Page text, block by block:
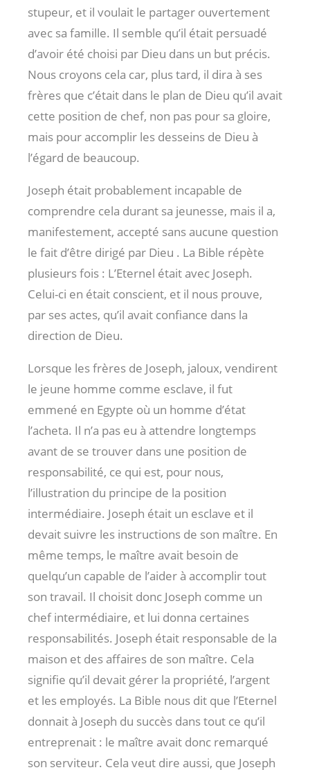
stupeur, et il voulait le partager ouvertement
avec sa famille. Il semble qu’il était persuadé
d’avoir été choisi par Dieu dans un but précis.
Nous croyons cela car, plus tard, il dira à ses
frères que c’était dans le plan de Dieu qu’il avait
cette position de chef, non pas pour sa gloire,
mais pour accomplir les desseins de Dieu à
l’égard de beaucoup.
Joseph était probablement incapable de
comprendre cela durant sa jeunesse, mais il a,
manifestement, accepté sans aucune question
le fait d’être dirigé par Dieu . La Bible répète
plusieurs fois : L’Eternel était avec Joseph.
Celui-ci en était conscient, et il nous prouve,
par ses actes, qu’il avait confiance dans la
direction de Dieu.
Lorsque les frères de Joseph, jaloux, vendirent
le jeune homme comme esclave, il fut
emmené en Egypte où un homme d’état
l’acheta. Il n’a pas eu à attendre longtemps
avant de se trouver dans une position de
responsabilité, ce qui est, pour nous,
l’illustration du principe de la position
intermédiaire. Joseph était un esclave et il
devait suivre les instructions de son maître. En
même temps, le maître avait besoin de
quelqu’un capable de l’aider à accomplir tout
son travail. Il choisit donc Joseph comme un
chef intermédiaire, et lui donna certaines
responsabilités. Joseph était responsable de la
maison et des affaires de son maître. Cela
signifie qu’il devait gérer la propriété, l’argent
et les employés. La Bible nous dit que l’Eternel
donnait à Joseph du succès dans tout ce qu’il
entreprenait : le maître avait donc remarqué
son serviteur. Cela veut dire aussi, que Joseph